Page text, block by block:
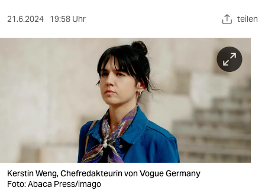
sport
verlag
verlag
veranstaltungen
21.6.2024 19:58 Uhr teilen
Kerstin Weng, Chefredakteurin von Vogue Germany
Foto: Abaca Press/imago